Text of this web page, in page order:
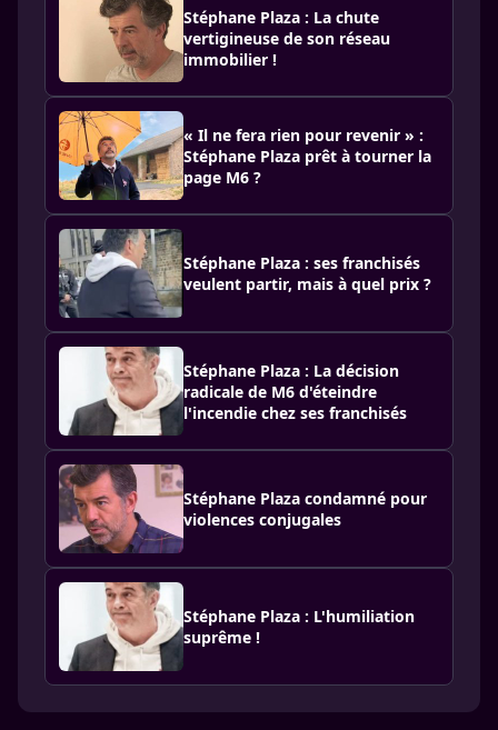
Stéphane Plaza : La chute
vertigineuse de son réseau
immobilier !
« Il ne fera rien pour revenir » :
Stéphane Plaza prêt à tourner la
page M6 ?
Stéphane Plaza : ses franchisés
veulent partir, mais à quel prix ?
Stéphane Plaza : La décision
radicale de M6 d'éteindre
l'incendie chez ses franchisés
Stéphane Plaza condamné pour
violences conjugales
Stéphane Plaza : L'humiliation
suprême !